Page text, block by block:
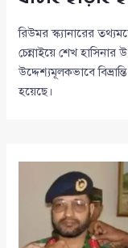
রিউমর স্ক্যানারের
চেন্নাইয়ে শেখ হাসিনার
উদ্দেশ্যমূলকভাবে
হয়েছে।